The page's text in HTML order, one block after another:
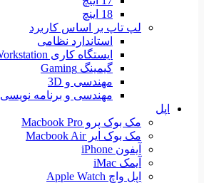
18 اینچ
لپ تاپ بر اساس کاربرد
استاندارد نظامی
ایستگاه کاری Workstation
گیمینگ Gaming
مهندسی و 3D
مهندسی و برنامه نویسی
اپل
مک بوک پرو Macbook Pro
مک بوک ایر Macbook Air
آیفون iPhone
آیمک iMac
اپل واچ Apple Watch